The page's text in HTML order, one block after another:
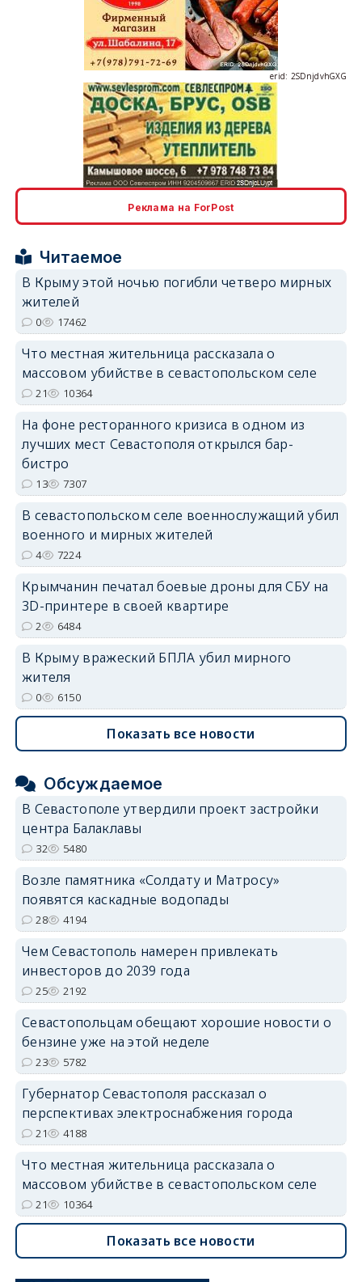
erid: 2SDnjdvhGXG
Реклама на ForPost
Читаемое
В Крыму этой ночью погибли четверо мирных
жителей
0 17462
Что местная жительница рассказала о
массовом убийстве в севастопольском селе
21 10364
На фоне ресторанного кризиса в одном из
лучших мест Севастополя открылся бар-
бистро
13 7307
В севастопольском селе военнослужащий убил
военного и мирных жителей
4 7224
Крымчанин печатал боевые дроны для СБУ на
3D-принтере в своей квартире
2 6484
В Крыму вражеский БПЛА убил мирного
жителя
0 6150
Показать все новости
Обсуждаемое
В Севастополе утвердили проект застройки
центра Балаклавы
32 5480
Возле памятника «Солдату и Матросу»
появятся каскадные водопады
28 4194
Чем Севастополь намерен привлекать
инвесторов до 2039 года
25 2192
Севастопольцам обещают хорошие новости о
бензине уже на этой неделе
23 5782
Губернатор Севастополя рассказал о
перспективах электроснабжения города
21 4188
Что местная жительница рассказала о
массовом убийстве в севастопольском селе
21 10364
Показать все новости